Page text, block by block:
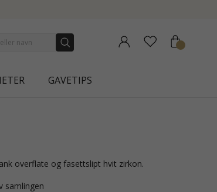
GAVETIPS
overflate og fasettslipt hvit zirkon.
samlingen